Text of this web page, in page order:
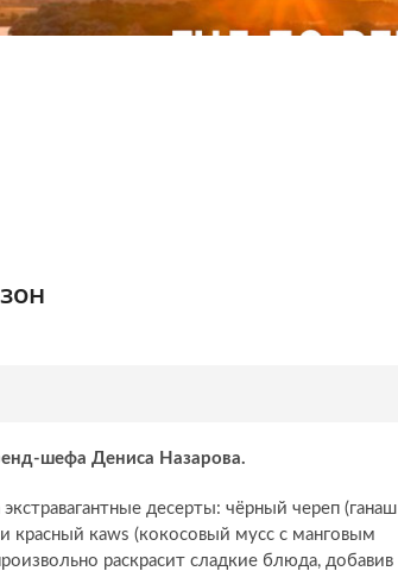
шефа Дениса Назарова.
десерты: чёрный череп (ганаш
кaws (кокосовый мусс с манговым
раскрасит сладкие блюда, добавив